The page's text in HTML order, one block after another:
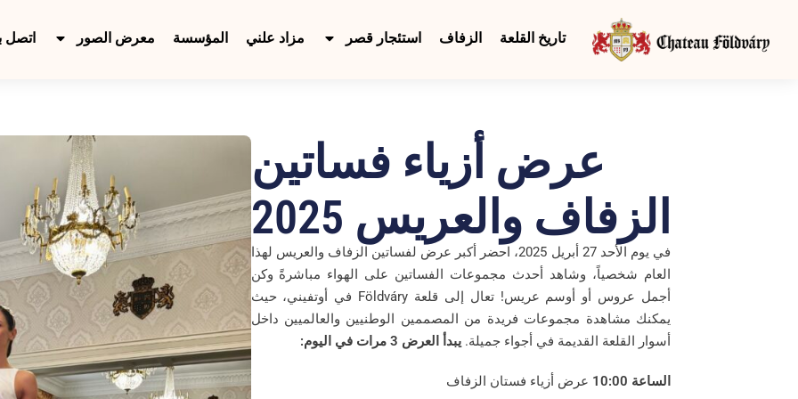
تاريخ القلعة الزفاف استئجار قصر مزاد علني المؤسسة معرض الصور اتصل
عرض أزياء فساتين
الزفاف والعريس 2025
في يوم الأحد 27 أبريل 2025، احضر أكبر عرض لفساتين الزفاف والعريس لهذا
العام شخصياً، وشاهد أحدث مجموعات الفساتين على الهواء مباشرةً وكن
أجمل عروس أو أوسم عريس! تعال إلى قلعة Földváry في أوتفيني، حيث
يمكنك مشاهدة مجموعات فريدة من المصممين الوطنيين والعالميين داخل
أسوار القلعة القديمة في أجواء جميلة. يبدأ العرض 3 مرات في اليوم:
الساعة 10:00 عرض أزياء فستان الزفاف